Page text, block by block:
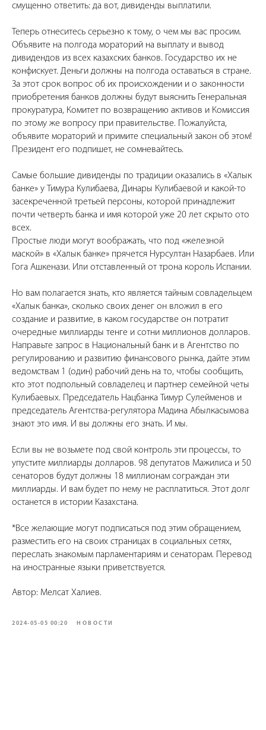
смущенно ответить: да вот, дивиденды выплатили.
Теперь отнеситесь серьезно к тому, о чем мы вас просим.
Объявите на полгода мораторий на выплату и вывод
дивидендов из всех казахских банков. Государство их не
конфискует. Деньги должны на полгода оставаться в стране.
За этот срок вопрос об их происхождении и о законности
приобретения банков должны будут выяснить Генеральная
прокуратура, Комитет по возвращению активов и Комиссия
по этому же вопросу при правительстве. Пожалуйста,
объявите мораторий и примите специальный закон об этом!
Президент его подпишет, не сомневайтесь.
Самые большие дивиденды по традиции оказались в «Халык
банке» у Тимура Кулибаева, Динары Кулибаевой и какой-то
засекреченной третьей персоны, которой принадлежит
почти четверть банка и имя которой уже 20 лет скрыто ото
всех.
Простые люди могут воображать, что под «железной
маской» в «Халык банке» прячется Нурсултан Назарбаев. Или
Гога Ашкенази. Или отставленный от трона король Испании.
Но вам полагается знать, кто является тайным совладельцем
«Халык банка», сколько своих денег он вложил в его
создание и развитие, в каком государстве он потратит
очередные миллиарды тенге и сотни миллионов долларов.
Направьте запрос в Национальный банк и в Агентство по
регулированию и развитию финансового рынка, дайте этим
ведомствам 1 (один) рабочий день на то, чтобы сообщить,
кто этот подпольный совладелец и партнер семейной четы
Кулибаевых. Председатель Нацбанка Тимур Сулейменов и
председатель Агентства-регулятора Мадина Абылкасымова
знают это имя. И вы должны его знать. И мы.
Если вы не возьмете под свой контроль эти процессы, то
упустите миллиарды долларов. 98 депутатов Мажилиса и 50
сенаторов будут должны 18 миллионам сограждан эти
миллиарды. И вам будет по нему не расплатиться. Этот долг
останется в истории Казахстана.
*Все желающие могут подписаться под этим обращением,
разместить его на своих страницах в социальных сетях,
переслать знакомым парламентариям и сенаторам. Перевод
на иностранные языки приветствуется.
Автор: Мелсат Халиев.
2024-05-05 00:20 НОВОСТИ